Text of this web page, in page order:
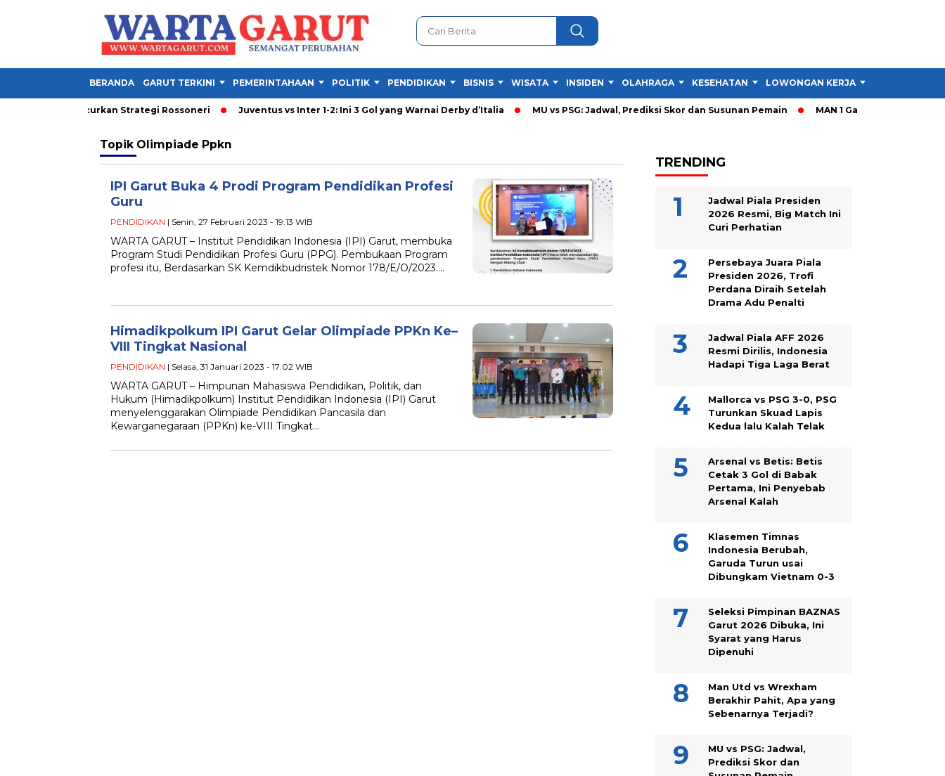
BERANDA GARUT TERKINI PEMERINTAHAAN POLITIK PENDIDIKAN BISNIS WISATA INSIDEN OLAHRAGA KESEHATAN LOWONGAN KERJA
Gol yang Hancurkan Strategi Rossoneri Juventus vs Inter 1-2: Ini 3 Gol yang Warnai Derby d’Italia MU vs PSG: Jadwal, Prediksi Skor dan Susunan Pemain MAN 1 Garut Gelar Cek
Topik Olimpiade Ppkn
IPI Garut Buka 4 Prodi Program Pendidikan Profesi
Guru
PENDIDIKAN | Senin, 27 Februari 2023 - 19:13 WIB
WARTA GARUT – Institut Pendidikan Indonesia (IPI) Garut, membuka
Program Studi Pendidikan Profesi Guru (PPG). Pembukaan Program
profesi itu, Berdasarkan SK Kemdikbudristek Nomor 178/E/O/2023….
Himadikpolkum IPI Garut Gelar Olimpiade PPKn Ke–
VIII Tingkat Nasional
PENDIDIKAN | Selasa, 31 Januari 2023 - 17:02 WIB
WARTA GARUT – Himpunan Mahasiswa Pendidikan, Politik, dan
Hukum (Himadikpolkum) Institut Pendidikan Indonesia (IPI) Garut
menyelenggarakan Olimpiade Pendidikan Pancasila dan
Kewarganegaraan (PPKn) ke-VIII Tingkat…
TRENDING
Jadwal Piala Presiden
2026 Resmi, Big Match Ini
Curi Perhatian
Persebaya Juara Piala
Presiden 2026, Trofi
Perdana Diraih Setelah
Drama Adu Penalti
Jadwal Piala AFF 2026
Resmi Dirilis, Indonesia
Hadapi Tiga Laga Berat
Mallorca vs PSG 3-0, PSG
Turunkan Skuad Lapis
Kedua lalu Kalah Telak
Arsenal vs Betis: Betis
Cetak 3 Gol di Babak
Pertama, Ini Penyebab
Arsenal Kalah
Klasemen Timnas
Indonesia Berubah,
Garuda Turun usai
Dibungkam Vietnam 0-3
Seleksi Pimpinan BAZNAS
Garut 2026 Dibuka, Ini
Syarat yang Harus
Dipenuhi
Man Utd vs Wrexham
Berakhir Pahit, Apa yang
Sebenarnya Terjadi?
MU vs PSG: Jadwal,
Prediksi Skor dan